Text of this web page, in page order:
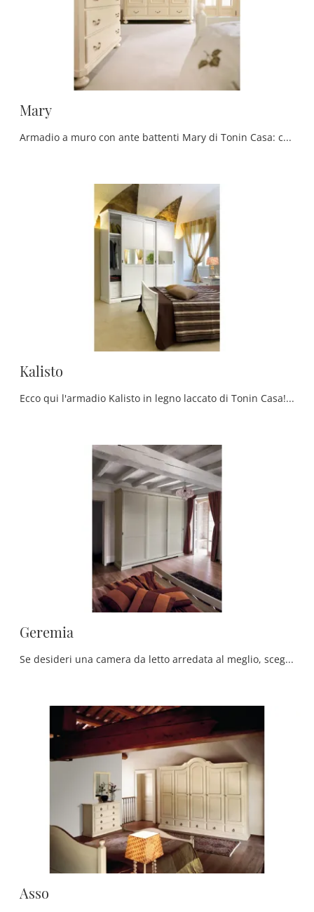
Mary
Armadio a muro con ante battenti Mary di Tonin Casa: compila il form, contattaci e dai vita alla stanza del relax come l'hai sempre immaginata.
Kalisto
Ecco qui l'armadio Kalisto in legno laccato di Tonin Casa! Una ricca gamma di armadi a muro con ante scorrevoli.
Geremia
Se desideri una camera da letto arredata al meglio, scegli l'armadio Geremia con ante scorrevoli di Tonin Casa!
Asso